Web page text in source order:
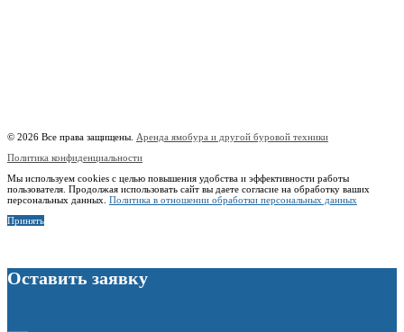
© 2026 Все права защищены. Аренда ямобура и другой буровой техники
Политика конфиденциальности
Мы используем cookies с целью повышения удобства и эффективности работы
пользователя. Продолжая использовать сайт вы даете согласие на обработку ваших
персональных данных. Политика в отношении обработки персональных данных
Принять
Оставить заявку